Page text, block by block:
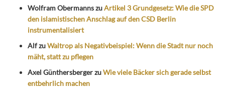
Wolfram ObermannszuArtikel 3 Grundgesetz: Wie die SPD
den islamistischen Anschlag auf den CSD Berlin
instrumentalisiert
AlfzuWaltrop als Negativbeispiel: Wenn die Stadt nur noch
mäht, statt zu pflegen
Axel GünthersbergerzuWie viele Bäcker sich gerade selbst
entbehrlich machen